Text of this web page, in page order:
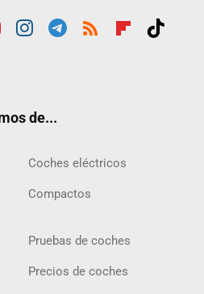
de...
Coches eléctricos
Compactos
Pruebas de coches
Precios de coches